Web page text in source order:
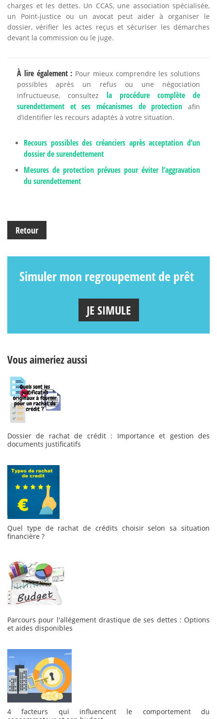
charges et les dettes. Un CCAS, une association spécialisée,
un Point-justice ou un avocat peut aider à organiser le
dossier, vérifier les actes reçus et sécuriser les démarches
devant la commission ou le juge.
À lire également : Pour mieux comprendre les solutions
possibles après un refus ou une négociation
infructueuse, consultez la procédure complète de
surendettement et ses mécanismes de protection afin
d’identifier les recours adaptés à votre situation.
Recours possibles des créanciers après acceptation d’un
dossier de surendettement
Mesures de protection prévues pour éviter l’aggravation
du surendettement
Retour
Simuler mon regroupement de prêt
JE SIMULE
Vous aimeriez aussi
Dossier de rachat de crédit : Importance et gestion des
documents justificatifs
Quel type de rachat de crédits choisir selon sa situation
financière ?
Parcours pour l'allégement drastique de ses dettes : Options
et aides disponibles
4 facteurs qui influencent le comportement du